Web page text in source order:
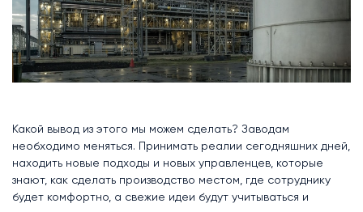
Какой вывод из этого мы можем сделать? Заводам
необходимо меняться. Принимать реалии сегодняшних дней,
находить новые подходы и новых управленцев, которые
знают, как сделать производство местом, где сотруднику
будет комфортно, а свежие идеи будут учитываться и